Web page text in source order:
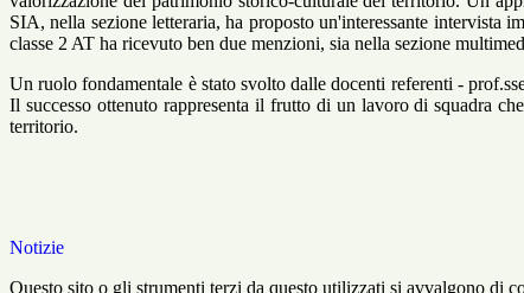
SIA, nella sezione letteraria, ha proposto un'interessante intervista
classe 2 AT ha ricevuto ben due menzioni, sia nella sezione
Un ruolo fondamentale è stato svolto dalle docenti referenti -
Il successo ottenuto rappresenta il frutto di un lavoro di squadra
territorio.
Notizie
Questo sito o gli strumenti terzi da questo utilizzati si avvalgono di